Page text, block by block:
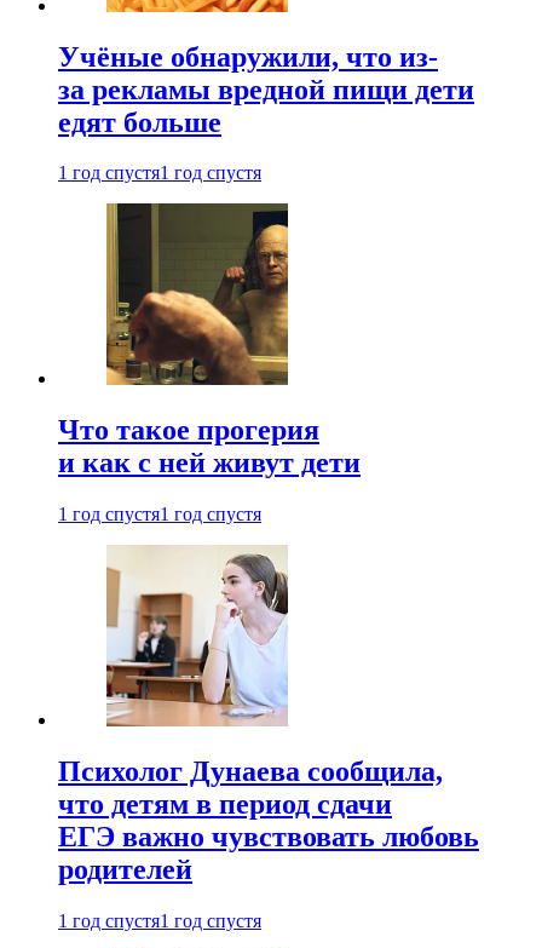
Учёные обнаружили, что из-
за рекламы вредной пищи дети
едят больше
1 год спустя1 год спустя
Что такое прогерия
и как с ней живут дети
1 год спустя1 год спустя
Психолог Дунаева сообщила,
что детям в период сдачи
ЕГЭ важно чувствовать любовь
родителей
1 год спустя1 год спустя